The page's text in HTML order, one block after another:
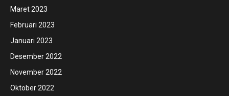
Maret 2023
Februari 2023
Januari 2023
Desember 2022
November 2022
Oktober 2022